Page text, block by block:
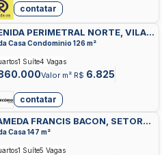
contatar
PERIMETRAL NORTE, VILA
VAZ, GOIANIA
Casa Condominio 126 m²
Valor m² R$ 6.825
1 Suíte4 Vagas
contatar
FRANCIS BACON, SETOR
MEIRELES, GOIANIA
Casa 147 m²
1 Suíte5 Vagas